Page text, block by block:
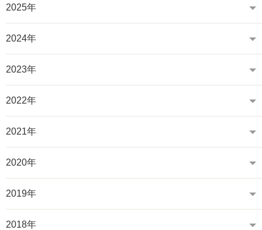
2025年
2024年
2023年
2022年
2021年
2020年
2019年
2018年